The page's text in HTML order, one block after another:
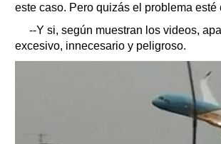
este caso. Pero quizás el problema esté
--Y si, según muestran los videos,
excesivo, innecesario y peligroso.